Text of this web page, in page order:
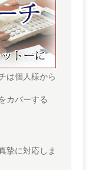
は個人様から
カバーする
摯に対応しま